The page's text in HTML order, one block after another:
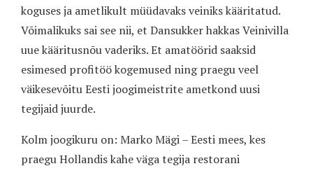
koguses ja ametlikult müüdavaks veiniks kääritatud.
Võimalikuks sai see nii, et Dansukker hakkas Veinivilla
uue kääritusnõu vaderiks. Et amatöörid saaksid
esimesed profitöö kogemused ning praegu veel
väikesevõitu Eesti joogimeistrite ametkond uusi
tegijaid juurde.
Kolm joogikuru on: Marko Mägi – Eesti mees, kes
praegu Hollandis kahe väga tegija restorani